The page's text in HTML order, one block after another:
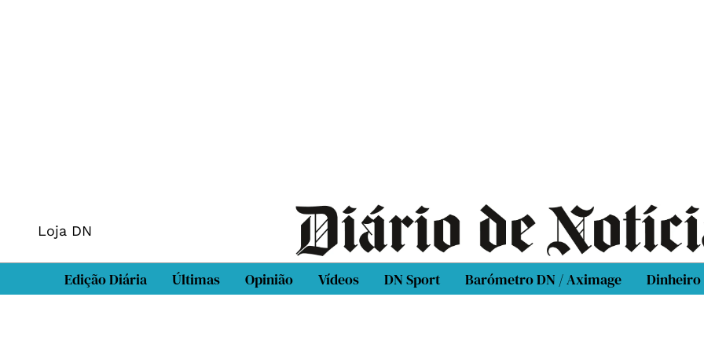
Loja DN
Edição Diária Últimas Opinião Vídeos DN Sport Barómetro DN / Aximage Dinheiro